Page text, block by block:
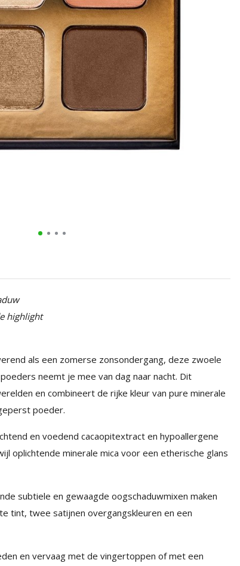
highlight
als een zomerse zonsondergang, deze zwoele
neemt je mee van dag naar nacht. Dit
en combineert de rijke kleur van pure minerale
poeder.
en voedend cacaopitextract en hypoallergene
oplichtende minerale mica voor een etherische glans
subtiele en gewaagde oogschaduwmixen maken
tint, twee satijnen overgangskleuren en een
en vervaag met de vingertoppen of met een